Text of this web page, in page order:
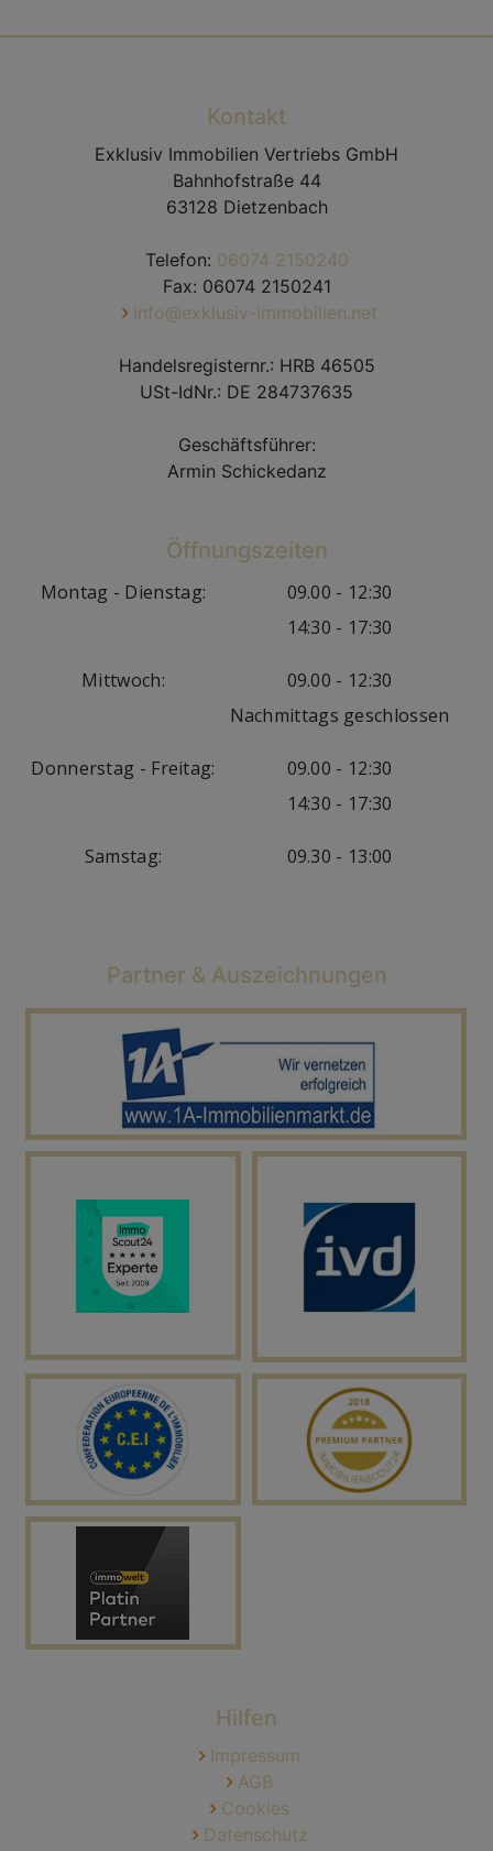
Kontakt
Exklusiv Immobilien Vertriebs GmbH
Bahnhofstraße 44
63128 Dietzenbach
Telefon: 06074 2150240
Fax: 06074 2150241
info@exklusiv-immobilien.net
Handelsregisternr.: HRB 46505
USt-IdNr.: DE 284737635
Geschäftsführer:
Armin Schickedanz
Öffnungszeiten
Montag - Dienstag:
09.00 - 12:30
14:30 - 17:30
Mittwoch:
09.00 - 12:30
Nachmittags geschlossen
Donnerstag - Freitag:
09.00 - 12:30
14:30 - 17:30
Samstag: 09.30 - 13:00
Partner & Auszeichnungen
Hilfen
Impressum
AGB
Cookies
Datenschutz